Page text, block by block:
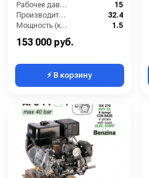
Рабочее давление (бар):
15
Производительность (л/мин):
32.4
Мощность (кВт):
1.5
153 000 руб.
⚡ В корзину